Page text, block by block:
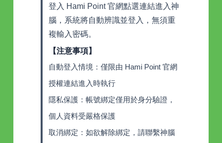
登入 Hami Point 官網點選連結進入神
腦，系統將自動辨識並登入，無須重
複輸入密碼。
【注意事項】
自動登入情境：僅限由 Hami Point 官網
授權連結進入時執行
隱私保護：帳號綁定僅用於身分驗證，
個人資料受嚴格保護
取消綁定：如欲解除綁定，請聯繫神腦